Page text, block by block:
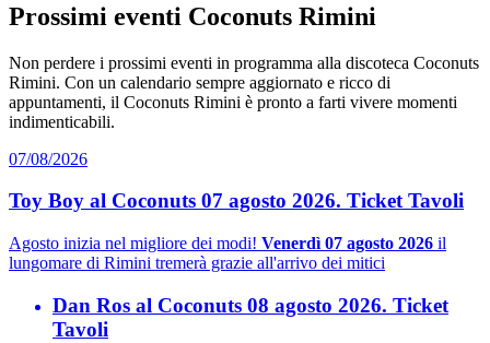
Prossimi eventi Coconuts Rimini
Non perdere i prossimi eventi in programma alla discoteca Coconuts
Rimini. Con un calendario sempre aggiornato e ricco di
appuntamenti, il Coconuts Rimini è pronto a farti vivere momenti
indimenticabili.
07/08/2026
Toy Boy al Coconuts 07 agosto 2026. Ticket Tavoli
Agosto inizia nel migliore dei modi! Venerdì 07 agosto 2026 il
lungomare di Rimini tremerà grazie all'arrivo dei mitici
Dan Ros al Coconuts 08 agosto 2026. Ticket
Tavoli